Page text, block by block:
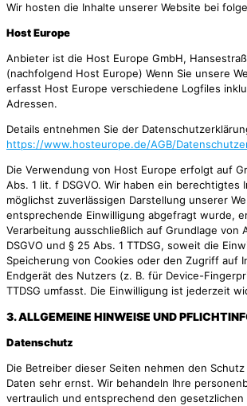
Wir hosten die Inhalte unserer Website bei
Host Europe
Anbieter ist die Host Europe GmbH,
(nachfolgend Host Europe) Wenn Sie unsere
erfasst Host Europe verschiedene Logfiles
Adressen.
Details entnehmen Sie der
https://www.hosteurope.de/AGB/
Die Verwendung von Host Europe erfolgt auf
Abs. 1 lit. f DSGVO. Wir haben ein berechtigtes
möglichst zuverlässigen Darstellung unserer
entsprechende Einwilligung abgefragt wurde,
Verarbeitung ausschließlich auf Grundlage von
DSGVO und § 25 Abs. 1 TTDSG, soweit die
Speicherung von Cookies oder den Zugriff auf
Endgerät des Nutzers (z. B. für Device-
TTDSG umfasst. Die Einwilligung ist jederzeit
3. ALLGEMEINE HINWEISE UND
Datenschutz
Die Betreiber dieser Seiten nehmen den
Daten sehr ernst. Wir behandeln Ihre
vertraulich und entsprechend den gesetzlichen